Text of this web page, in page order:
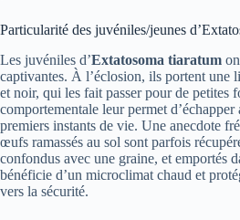
Particularité des juvéniles/jeunes
Les juvéniles d’Extatosoma tiaratum
captivantes. À l’éclosion, ils portent une
et noir, qui les fait passer pour de petites
comportementale leur permet
premiers instants de vie. Une anecdote
œufs ramassés au sol sont parfois
confondus avec une graine, et emportés
bénéficie d’un microclimat chaud et
vers la sécurité.